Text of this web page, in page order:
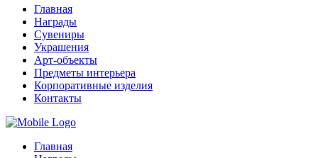
Главная
Награды
Сувениры
Украшения
Арт-объекты
Предметы интерьера
Корпоративные изделия
Контакты
Главная